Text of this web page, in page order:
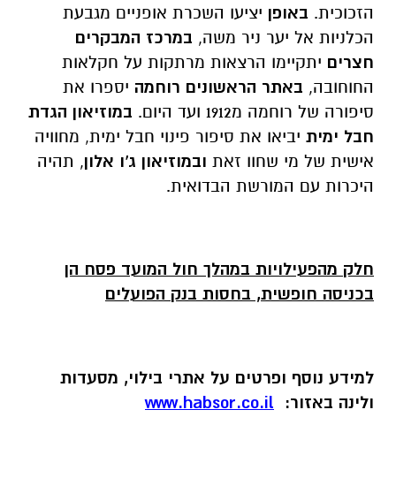
הזכוכית. באופן יציעו השכרת אופניים מגבעת
הכלניות אל יער ניר משה, במרכז המבקרים
חצרים יתקיימו הרצאות מרתקות על חקלאות
החוחובה, באתר הראשונים רוחמה יספרו את
סיפורה של רוחמה מ1912 ועד היום.
במוזיאון הגדת
חבל ימית יביאו את סיפור פינוי חבל ימית, מחוויה
אישית של מי שחוו זאת ובמוזיאון ג'ו אלון, תהיה
היכרות עם המורשת הבדואית.
חלק מהפעילויות במהלך חול המועד פסח הן
בכניסה חופשית, בחסות בנק הפועלים
למידע נוסף ופרטים על אתרי בילוי, מסעדות
ולינה באזור:
www.habsor.co.il